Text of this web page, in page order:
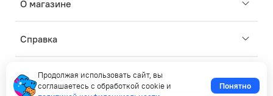
О магазине
Справка
Личные данные
Продолжая использовать сайт, вы
соглашаетесь с обработкой cookie и
Понятно